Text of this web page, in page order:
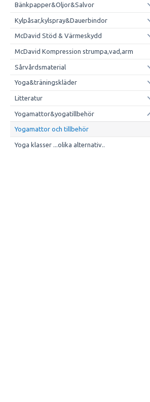
Bänkpapper&Oljor&Salvor
Kylpåsar,kylspray&Dauerbindor
McDavid Stöd & Värmeskydd
McDavid Kompression strumpa,vad,arm
Sårvårdsmaterial
Yoga&träningskläder
Litteratur
Yogamattor&yogatillbehör
Yogamattor och tillbehör
Yoga klasser ...olika alternativ..